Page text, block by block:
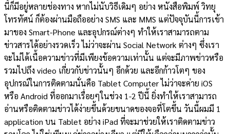
นี้ก็มีอยู่หลายช่องทาง หากไม่นับวิธีเดิมๆ อย่าง หนังสือพิมพ์ วิทยุ
โทรทัศน์ ก็ต้องผ่านมือถืออย่าง SMS และ MMS แต่ปัจจุบันนี้การเข้า
มาของ Smart-Phone และอุปกรณ์ต่างๆ ทำให้เราสามารถตาม
ข่าวสารได้อย่างรวดเร็ว ไม่ว่าจะผ่าน Social Network ต่างๆ ซึ่งเรา
จะไม่ได้เนื้อความข่าวที่มีเพียงข้อความเท่านั้น แต่จะมีภาพข่าวหรือ
รวมไปถึง video เกี่ยวกับข่าวนั้นๆ อีกด้วย และอีกก้าวโตๆ ของ
อุปกรณ์ในการติดตามนั่นคือ Tablet Computer ไม่ว่าจะค่าย iOS
หรือ Android ที่ออกมาเรื่อยๆในช่วง 1-2 ปีนี้ ยิ่งทำให้เราสามารถ
อ่านหรือติดตามข่าวได้ง่ายขึ้นด้วยขนาดของจอที่โตขึ้น วันนี้ผมมี 1
application บน Tablet อย่าง iPad ที่จะมาช่วยให้เราติดตามข่าว